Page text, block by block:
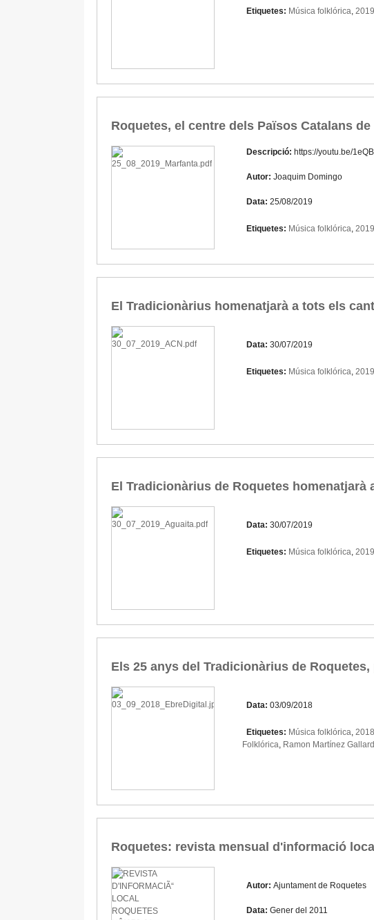
Etiquetes: Música folklórica, 2019
Roquetes, el centre dels Països Catalans
Descripció: https://youtu.be/
Autor: Joaquim Domingo
Data: 25/08/2019
Etiquetes: Música folklórica, 2019
El Tradicionàrius homenatjarà a tots els
Data: 30/07/2019
Etiquetes: Música folklórica, 2019
El Tradicionàrius de Roquetes
Data: 30/07/2019
Etiquetes: Música folklórica, 2019
Els 25 anys del Tradicionàrius de
Data: 03/09/2018
Etiquetes: Música folklórica, 2018
Folklórica, Ramon Martínez
Roquetes: revista mensual d'informació
Autor: Ajuntament de Roquetes
Data: Gener del 2011